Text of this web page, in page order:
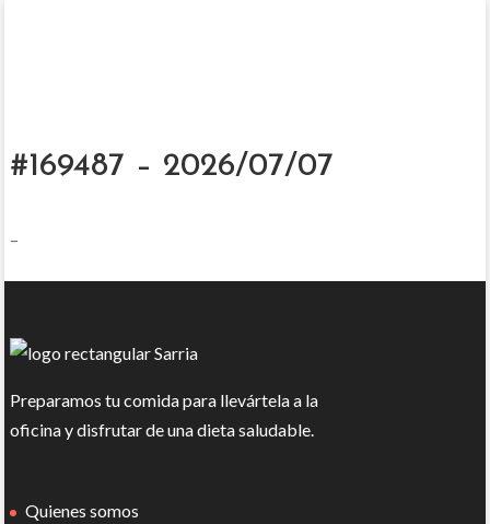
#169487 – 2026/07/07
–
Preparamos tu comida para llevártela a la
oficina y disfrutar de una dieta saludable.
Quienes somos